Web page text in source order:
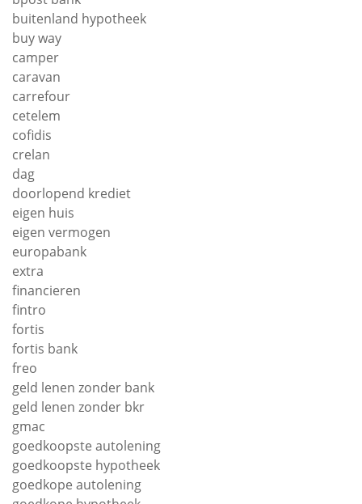
buitenland hypotheek
buy way
camper
caravan
carrefour
cetelem
cofidis
crelan
dag
doorlopend krediet
eigen huis
eigen vermogen
europabank
extra
financieren
fintro
fortis
fortis bank
freo
geld lenen zonder bank
geld lenen zonder bkr
gmac
goedkoopste autolening
goedkoopste hypotheek
goedkope autolening